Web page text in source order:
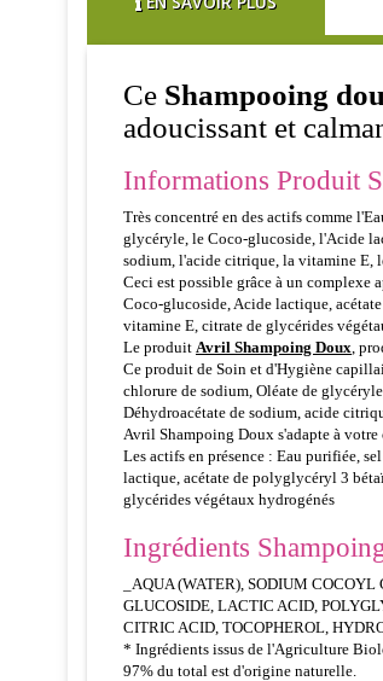
Ce Shampooing
adoucissant et
Informations Produit
Très concentré en des actifs comme
glycéryle, le Coco-glucoside, l'Acide
sodium, l'acide citrique, la vitamine E,
Ceci est possible grâce à un
Coco-glucoside, Acide lactique,
vitamine E, citrate de glycérides
Le produit Avril Shampoing Doux ,
Ce produit de Soin et d'Hygiène
chlorure de sodium, Oléate de
Déhydroacétate de sodium, acide
Avril Shampoing Doux s'adapte à
Les actifs en présence : Eau purifiée,
lactique, acétate de polyglycéryl 3
glycérides végétaux hydrogénés
Ingrédients
_AQUA (WATER), SODIUM
GLUCOSIDE, LACTIC ACID,
CITRIC ACID, TOCOPHEROL,
* Ingrédients issus de l'Agriculture
97% du total est d'origine naturelle.